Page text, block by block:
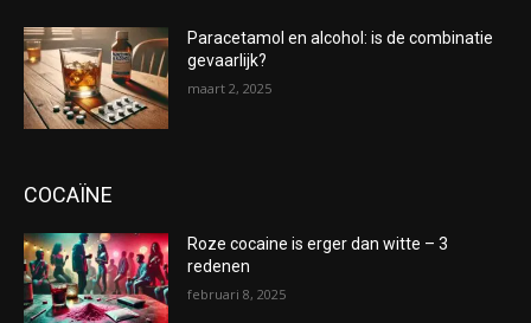
Paracetamol en alcohol: is de combinatie
gevaarlijk?
maart 2, 2025
COCAÏNE
Roze cocaine is erger dan witte – 3
redenen
februari 8, 2025